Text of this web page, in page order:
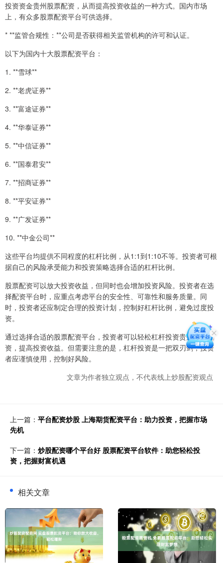
投资资金贵州股票配资，从而提高投资收益的一种方式。国内市场
上，有众多股票配资平台可供选择。
* **监管合规性：**公司是否获得相关监管机构的许可和认证。
以下为国内十大股票配资平台：
1. **雪球**
2. **老虎证券**
3. **富途证券**
4. **华泰证券**
5. **中信证券**
6. **国泰君安**
7. **招商证券**
8. **平安证券**
9. **广发证券**
10. **中金公司**
这些平台均提供不同程度的杠杆比例，从1:1到1:10不等。投资者可根
据自己的风险承受能力和投资策略选择合适的杠杆比例。
股票配资可以放大投资收益，但同时也会增加投资风险。投资者在选
择配资平台时，应重点考虑平台的安全性、可靠性和服务质量。同
时，投资者还应制定合理的投资计划，控制好杠杆比例，避免过度投
资。
通过选择合适的股票配资平台，投资者可以轻松杠杆投资贵州股票配
资，提高投资收益。但需要注意的是，杠杆投资是一把双刃剑，投资
者应谨慎使用，控制好风险。
文章为作者独立观点，不代表线上炒股配资观点
上一篇： 平台配资炒股 上海期货配资平台：助力投资，把握市场
先机
下一篇： 炒股配资哪个平台好 股票配资平台软件：助您轻松投
资，把握财富机遇
相关文章